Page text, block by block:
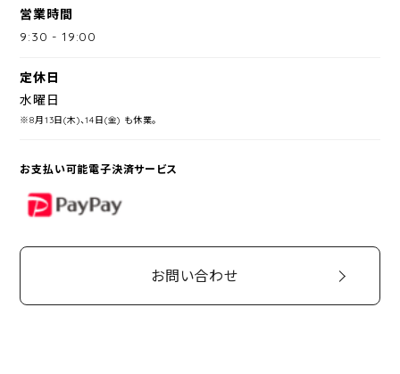
営業時間
9:30 -19:00
定休日
水曜日
※8月13日(木)、14日(金) も休業。
お支払い可能電子決済サービス
PayPay
お問い合わせ